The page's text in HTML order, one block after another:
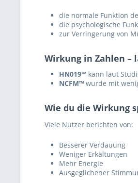
die normale Funktion
die psychologische
zur Verringerung von
Wirkung in Zahlen –
HN019™ kann laut
NCFM™ wurde mit
Wie du die Wirkung
Viele Nutzer berichten von:
Besserer Verdauung
Weniger Erkältungen
Mehr Energie
Ausgeglichener